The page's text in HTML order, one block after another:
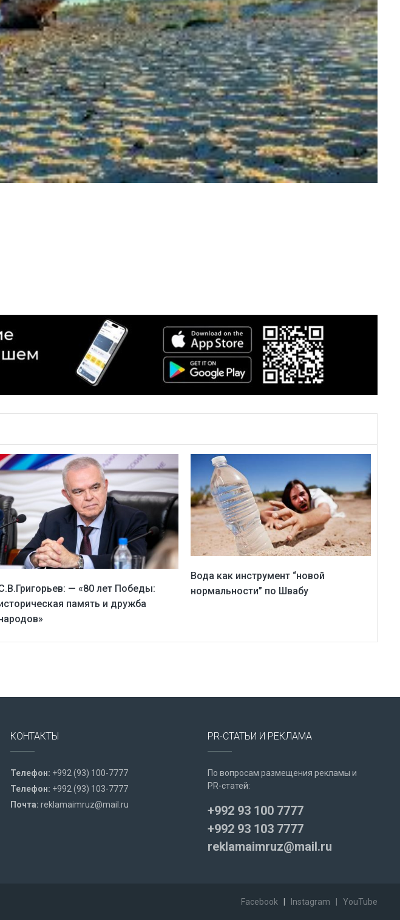
— «80 лет Победы:
память и дружба
Вода как инструмент “новой
нормальности” по Швабу
КОНТАКТЫ
Телефон: +992 (93) 100-7777
Телефон: +992 (93) 103-7777
Почта: reklamaimruz@mail.ru
PR-СТАТЬИ И РЕКЛАМА
По вопросам размещения рекламы и
PR-статей:
+992 93 100 7777
+992 93 103 7777
reklamaimruz@mail.ru
Facebook Instagram YouTube